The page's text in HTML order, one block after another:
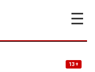
☰
13+